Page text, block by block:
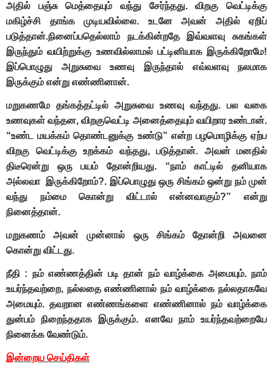
அதில் பஞ்சு மெத்தையும் வந்து சேர்ந்தது. விறகு வெட்டிக்கு
மகிழ்ச்சி தாங்க முடியவில்லை. உடனே அவன் அதில் ஏறிப்
படுத்தான்.நினைப்பதெல்லாம் நடக்கின்றதே இவ்வளவு சுகங்கள்
இருந்தும் வயிற்றுக்கு உணவில்லாமல் பட்டினியாக இருக்கிறோமே!
இப்பொழுது அறுசுவை உணவு இருந்தால் எவ்வளவு நலமாக
இருக்கும் என்று எண்ணினான்.
மறுகணமே தங்கத்தட்டில் அறுசுவை உணவு வந்தது. பல வகை
உணவுகள் வந்தன, விறகுவெட்டி அனைத்தையும் வயிறார உண்டான்.
“உண்ட மயக்கம் தொண்டனுக்கு உண்டு” என்ற பழமொழிக்கு ஏற்ப
விறகு வெட்டிக்கு உறக்கம் வந்தது, படுத்தான். அவன் மனதில்
திடீரென்று ஒரு பயம் தோன்றியது. “நாம் காட்டில் தனியாக
அல்லவா இருக்கிறோம்?. இப்பொழுது ஒரு சிங்கம் ஒன்று நம் முன்
வந்து நம்மை கொன்று விட்டால் என்னவாகும்?” என்று
நினைத்தான்.
மறுகணம் அவன் முன்னால் ஒரு சிங்கம் தோன்றி அவனை
கொன்று விட்டது.
நீதி : நம் எண்ணத்தின் படி தான் நம் வாழ்க்கை அமையும். நாம்
உயர்ந்தவற்றை, நல்லதை எண்ணினால் நம் வாழ்க்கை நல்லதாகவே
அமையும். தவறான எண்ணங்களை எண்ணினால் நம் வாழ்க்கை
துன்பம் நிறைந்ததாக இருக்கும். எனவே நாம் உயர்ந்தவற்றையே
நினைக்க வேண்டும்.
இன்றைய செய்திகள்